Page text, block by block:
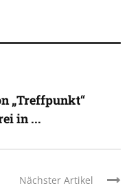
„Treffpunkt“
in ...
Nächster Artikel